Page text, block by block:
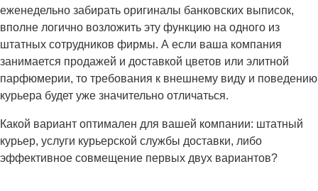
еженедельно забирать оригиналы банковских выписок,
вполне логично возложить эту функцию на одного из
штатных сотрудников фирмы. А если ваша компания
занимается продажей и доставкой цветов или элитной
парфюмерии, то требования к внешнему виду и поведению
курьера будет уже значительно отличаться.
Какой вариант оптимален для вашей компании: штатный
курьер, услуги курьерской службы доставки, либо
эффективное совмещение первых двух вариантов?